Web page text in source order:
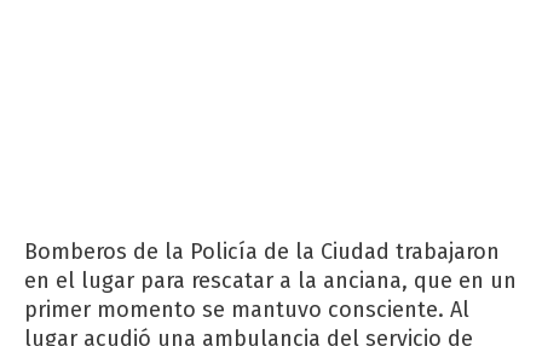
Bomberos de la Policía de la Ciudad trabajaron
en el lugar para rescatar a la anciana, que en un
primer momento se mantuvo consciente. Al
lugar acudió una ambulancia del servicio de